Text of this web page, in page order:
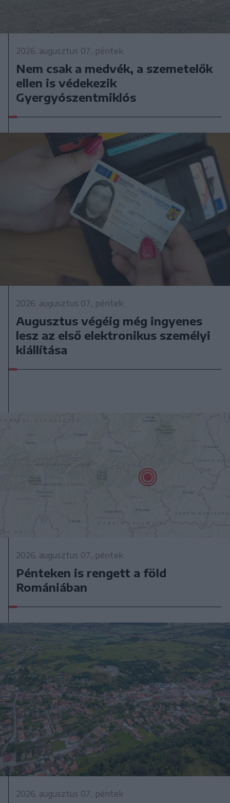
2026. augusztus 07., péntek
Nem csak a medvék, a szemetelők
ellen is védekezik
Gyergyószentmiklós
2026. augusztus 07., péntek
Augusztus végéig még ingyenes
lesz az első elektronikus személyi
kiállítása
2026. augusztus 07., péntek
Pénteken is rengett a föld
Romániában
2026. augusztus 07., péntek